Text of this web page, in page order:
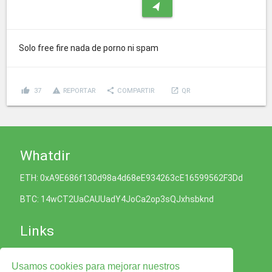
Usamos cookies para mejorar nuestros
navigation
Solo free fire nada de porno ni spam
thumb_up 37 report_problem REPORTAR share COMPARTIR launch QR
Whatdir
ETH: 0xA9E686f130d98a4d68eE934263cE16599562F3Dd
BTC: 14wCT2UaCAUUadY4JoCa2op3sQJxhsbknd
Links
Política de Privacidad